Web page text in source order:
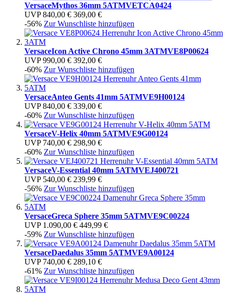
VersaceMythos 36mm 5ATMVETCA0424
UVP 840,00 € 369,00 €
-56% Zur Wunschliste hinzufügen
VersaceIcon Active Chrono 45mm 3ATMVE8P00624
UVP 990,00 € 392,00 €
-60% Zur Wunschliste hinzufügen
VersaceAnteo Gents 41mm 5ATMVE9H00124
UVP 840,00 € 339,00 €
-60% Zur Wunschliste hinzufügen
VersaceV-Helix 40mm 5ATMVE9G00124
UVP 740,00 € 298,90 €
-60% Zur Wunschliste hinzufügen
VersaceV-Essential 40mm 5ATMVEJ400721
UVP 540,00 € 239,99 €
-56% Zur Wunschliste hinzufügen
VersaceGreca Sphere 35mm 5ATMVE9C00224
UVP 1.090,00 € 449,99 €
-59% Zur Wunschliste hinzufügen
VersaceDaedalus 35mm 5ATMVE9A00124
UVP 740,00 € 289,10 €
-61% Zur Wunschliste hinzufügen